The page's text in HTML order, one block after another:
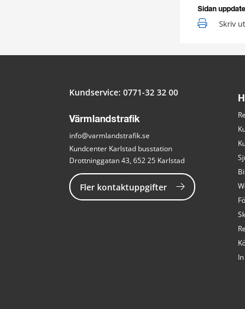
Sidan
Skriv ut
Kundservice: 0771-32 32 00
Värmlandstrafik
info@varmlandstrafik.se
Kundcenter Karlstad busstation
Drottninggatan 43, 652 25 Karlstad
Fler kontaktuppgifter